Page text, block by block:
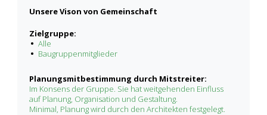
Unsere Vison von Gemeinschaft
Zielgruppe:
Alle
Baugruppenmitglieder
Planungsmitbestimmung durch Mitstreiter:
Im Konsens der Gruppe. Sie hat weitgehenden Einfluss
auf Planung, Organisation und Gestaltung.
Minimal, Planung wird durch den Architekten festgelegt.